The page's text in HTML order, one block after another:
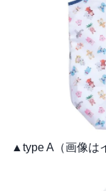
▲type A（画像は